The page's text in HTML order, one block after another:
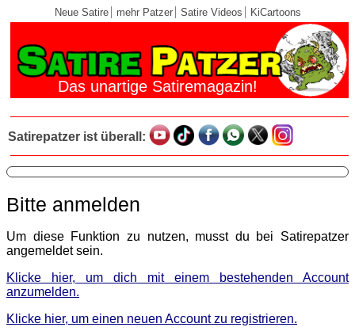
Neue Satire mehr Patzer Satire Videos KiCartoons
Das unartige Satiremagazin!
Satirepatzer ist überall:
Bitte anmelden
Um diese Funktion zu nutzen, musst du bei Satirepatzer
angemeldet sein.
Klicke hier, um dich mit einem bestehenden Account
anzumelden.
Klicke hier, um einen neuen Account zu registrieren.